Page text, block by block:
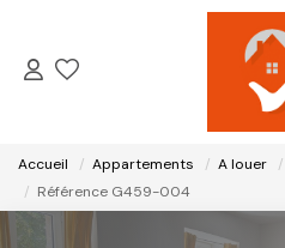
Accueil Appartements A louer
Référence G459-004